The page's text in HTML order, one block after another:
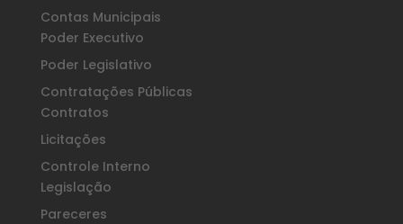
Contas Municipais
Poder Executivo
Poder Legislativo
Contratações Públicas
Contratos
Licitações
Controle Interno
Legislação
Pareceres